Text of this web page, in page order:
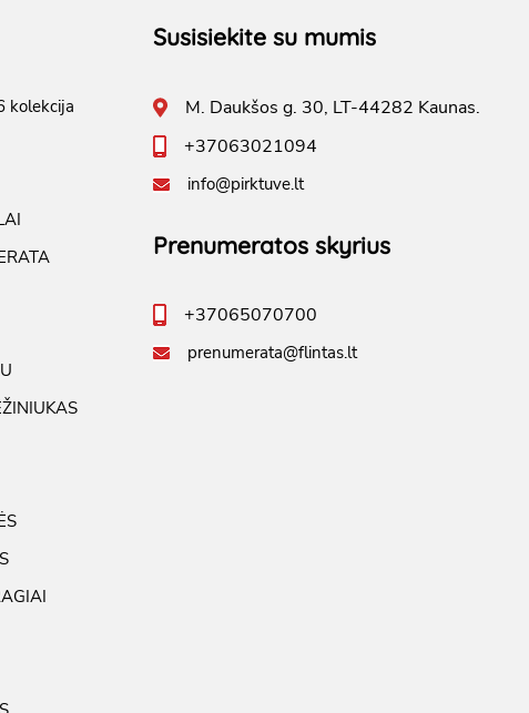
kolekcija
Susisiekite su mumis
M. Daukšos g. 30, LT-44282 Kaunas.
+37063021094
info@pirktuve.lt
Prenumeratos skyrius
+37065070700
prenumerata@flintas.lt